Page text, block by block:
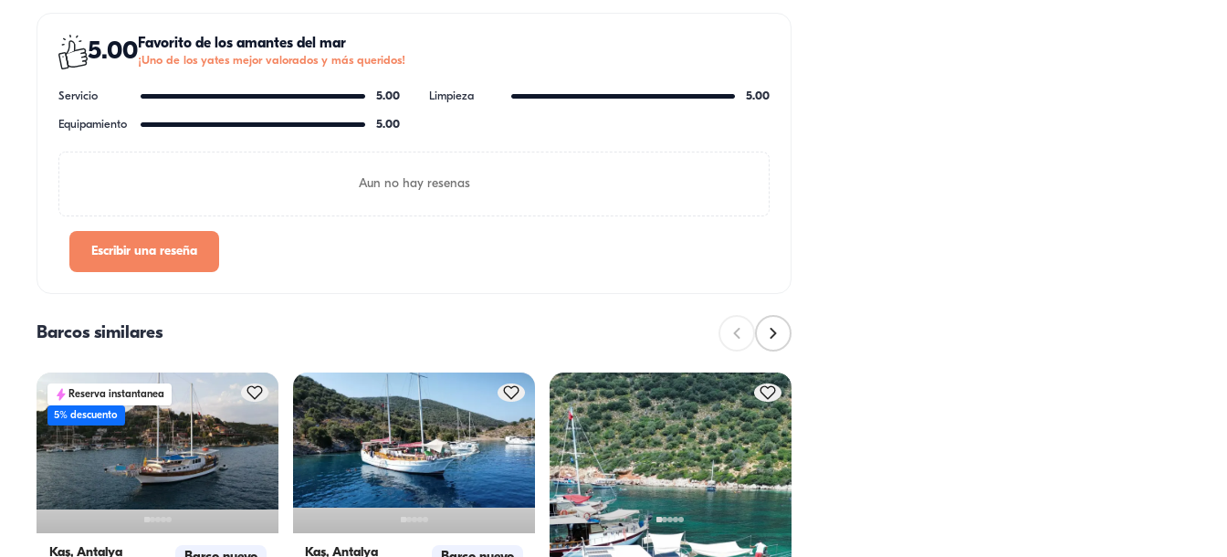
5.00Favorito de los amantes del mar
¡Uno de los yates mejor valorados y más queridos!
Servicio 5.00 Limpieza 5.00
Equipamiento 5.00
Aun no hay resenas
Escribir una reseña
Barcos similares
Reserva instantanea
5% descuento
Kaş, Antalya Kaş, Antalya Kaş, Antalya